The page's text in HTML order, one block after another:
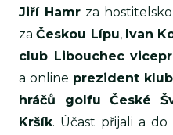
Jiří Hamrza
zaČeskou Lípu, Ivan
club Libouchec
a online prezident
hráčů golfu České
Kršík. Účast přijali a